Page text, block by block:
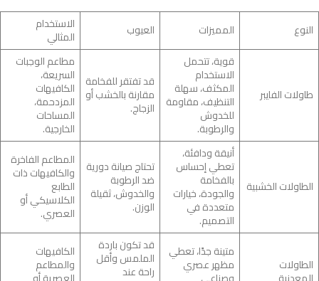
النوع المميزات العيوب الاستخدام
المثالي
طاولات الفايبر
قوية، تتحمل
الاستخدام
المكثف، سهلة
التنظيف، مقاومة
للخدوش
والرطوبة.
قد تفتقر للفخامة
مقارنة بالخشب أو
الزجاج.
مطاعم الوجبات
السريعة،
الكافيهات
المزدحمة،
المساحات
الخارجية.
الطاولات الخشبية
أنيقة ودافئة،
تعطي إحساس
بالفخامة
والجودة، خيارات
متعددة في
التصميم.
تحتاج صيانة دورية
ضد الرطوبة
والخدوش، ثقيلة
الوزن.
المطاعم الفاخرة
والكافيهات ذات
الطابع
الكلاسيكي أو
العصري.
الطاولات
متينة جدًا، تعطي
مظهر عصري
قد تكون باردة
الملمس وأقل
راحة عند
الكافيهات
والمطاعم